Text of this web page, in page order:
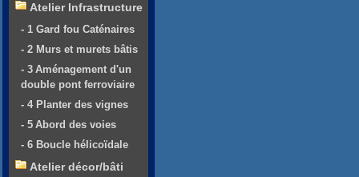
Atelier Infrastructure
- 1 Gard fou Caténaires
- 2 Murs et murets bâtis
- 3 Aménagement d'un
double pont ferroviaire
- 4 Planter des vignes
- 5 Abord des voies
- 6 Boucle hélicoïdale
Atelier décor/bâti